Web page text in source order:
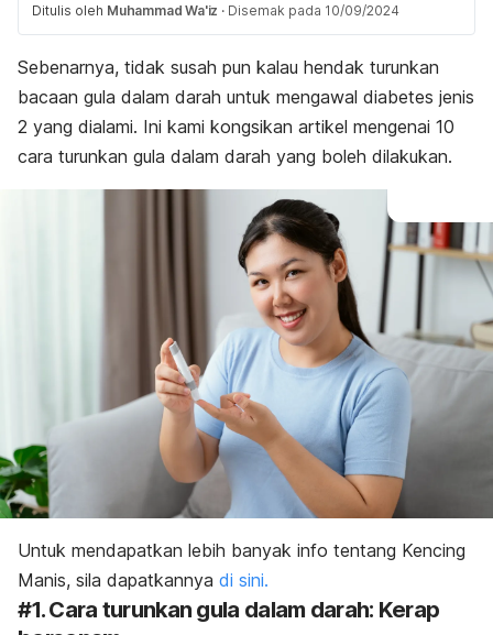
Ditulis oleh Muhammad Wa'iz · Disemak pada 10/09/2024
Sebenarnya, tidak susah pun kalau hendak turunkan
bacaan gula dalam darah untuk mengawal diabetes jenis
2 yang dialami. Ini kami kongsikan artikel mengenai 10
cara turunkan gula dalam darah yang boleh dilakukan.
Untuk mendapatkan lebih banyak info tentang Kencing
Manis, sila dapatkannya di sini.
#1. Cara turunkan gula dalam darah: Kerap